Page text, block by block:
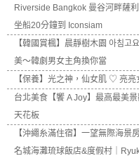
Riverside Bangkok 曼谷河畔薩
坐船20分鐘到 Iconsiam
【韓國賞楓】晨靜樹木園 아침
美～韓劇男女主角換你當
【保養】光之神，仙女肌 ♡ 亮
台北美食【饗 A Joy】最高最美
天花板
【沖繩糸滿住宿】一望無際海景
名城海灘琉球飯店&度假村｜